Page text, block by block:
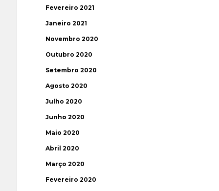
Fevereiro 2021
Janeiro 2021
Novembro 2020
Outubro 2020
Setembro 2020
Agosto 2020
Julho 2020
Junho 2020
Maio 2020
Abril 2020
Março 2020
Fevereiro 2020